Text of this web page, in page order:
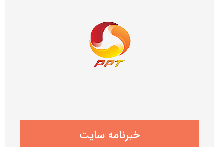
خبرنامه سایت